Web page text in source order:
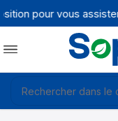
pour vous assister.